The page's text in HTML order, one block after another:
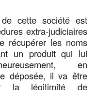
cette société est
extra-judiciaires
récupérer les noms
un produit qui lui
en
déposée, il va être
la légitimité de